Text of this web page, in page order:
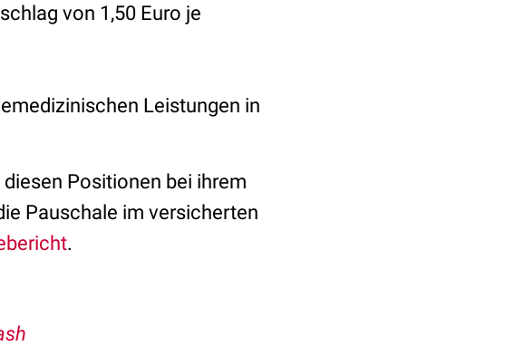
von 1,50 Euro je
Leistungen in
Positionen bei ihrem
Pauschale im versicherten
.